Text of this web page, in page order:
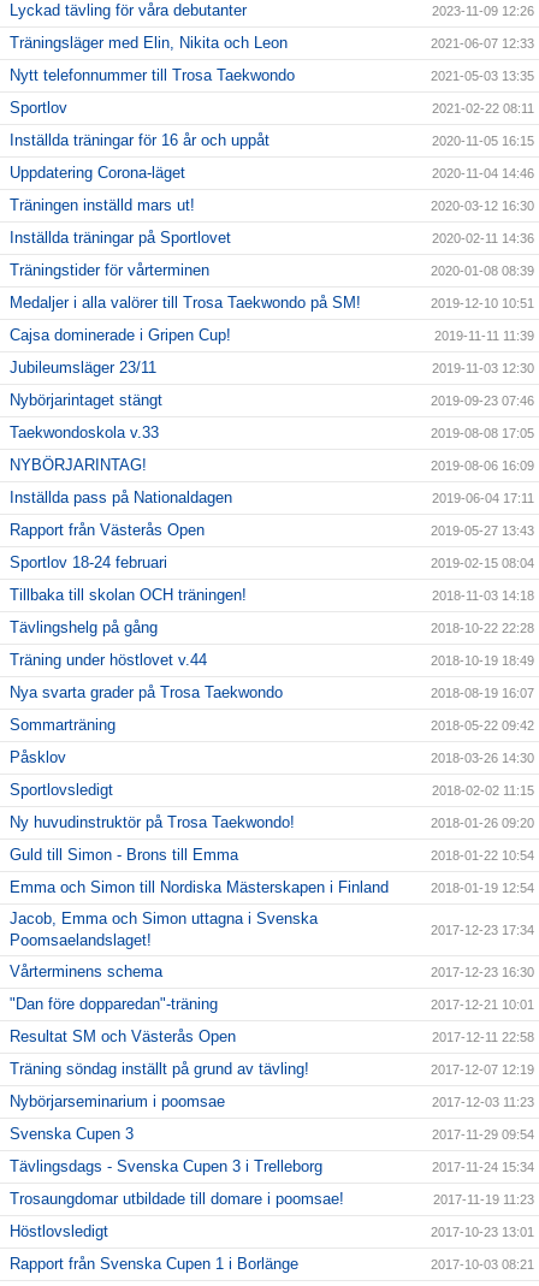
Lyckad tävling för våra debutanter 2023-11-09 12:26
Träningsläger med Elin, Nikita och Leon 2021-06-07 12:33
Nytt telefonnummer till Trosa Taekwondo 2021-05-03 13:35
Sportlov 2021-02-22 08:11
Inställda träningar för 16 år och uppåt 2020-11-05 16:15
Uppdatering Corona-läget 2020-11-04 14:46
Träningen inställd mars ut! 2020-03-12 16:30
Inställda träningar på Sportlovet 2020-02-11 14:36
Träningstider för vårterminen 2020-01-08 08:39
Medaljer i alla valörer till Trosa Taekwondo på SM! 2019-12-10 10:51
Cajsa dominerade i Gripen Cup! 2019-11-11 11:39
Jubileumsläger 23/11 2019-11-03 12:30
Nybörjarintaget stängt 2019-09-23 07:46
Taekwondoskola v.33 2019-08-08 17:05
NYBÖRJARINTAG! 2019-08-06 16:09
Inställda pass på Nationaldagen 2019-06-04 17:11
Rapport från Västerås Open 2019-05-27 13:43
Sportlov 18-24 februari 2019-02-15 08:04
Tillbaka till skolan OCH träningen! 2018-11-03 14:18
Tävlingshelg på gång 2018-10-22 22:28
Träning under höstlovet v.44 2018-10-19 18:49
Nya svarta grader på Trosa Taekwondo 2018-08-19 16:07
Sommarträning 2018-05-22 09:42
Påsklov 2018-03-26 14:30
Sportlovsledigt 2018-02-02 11:15
Ny huvudinstruktör på Trosa Taekwondo! 2018-01-26 09:20
Guld till Simon - Brons till Emma 2018-01-22 10:54
Emma och Simon till Nordiska Mästerskapen i Finland 2018-01-19 12:54
Jacob, Emma och Simon uttagna i Svenska
Poomsaelandslaget!
2017-12-23 17:34
Vårterminens schema 2017-12-23 16:30
"Dan före dopparedan"-träning 2017-12-21 10:01
Resultat SM och Västerås Open 2017-12-11 22:58
Träning söndag inställt på grund av tävling! 2017-12-07 12:19
Nybörjarseminarium i poomsae 2017-12-03 11:23
Svenska Cupen 3 2017-11-29 09:54
Tävlingsdags - Svenska Cupen 3 i Trelleborg 2017-11-24 15:34
Trosaungdomar utbildade till domare i poomsae! 2017-11-19 11:23
Höstlovsledigt 2017-10-23 13:01
Rapport från Svenska Cupen 1 i Borlänge 2017-10-03 08:21